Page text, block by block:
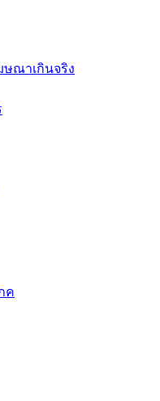
ษณาเกินจริง
ค